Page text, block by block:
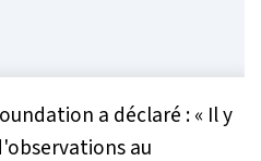
a déclaré :« Il y
au